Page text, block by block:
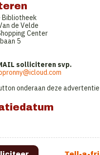
Bibliotheek
de Velde
Center
5
solliciteren svp.
onderaan deze advertentie